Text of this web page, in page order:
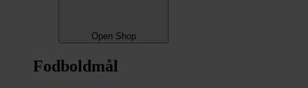
Open Shop
Fodboldmål